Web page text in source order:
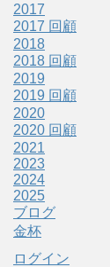
2017
2017 回顧
2018
2018 回顧
2019
2019 回顧
2020
2020 回顧
2021
2023
2024
2025
ブログ
金杯
ログイン